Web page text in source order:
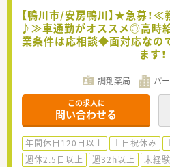
【鴨川市/安房鴨川】★急募！
♪≫車通勤がオススメ◎高時
業条件は応相談◆面対応なの
ます！
調剤薬局 パ
この求人に
問い合わせる
年間休日120日以上 土日祝休み
週休2.5日以上
週32h以上 未経